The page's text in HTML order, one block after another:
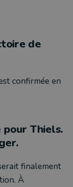
de
confirmée en
pour Thiels.
finalement
À